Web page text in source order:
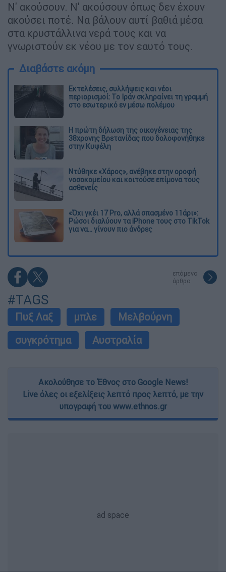
Ν' ακούσουν. Ν' ακούσουν όπως δεν έχουν
ακούσει ποτέ. Να βάλουν αυτί βαθιά μέσα
στα κρυστάλλινα νερά τους και να
γνωριστούν εκ νέου με τον εαυτό τους.
Διαβάστε ακόμη
Εκτελέσεις, συλλήψεις και νέοι
περιορισμοί: Το Ιράν σκληραίνει τη γραμμή
στο εσωτερικό εν μέσω πολέμου
Η πρώτη δήλωση της οικογένειας της
38χρονης Βρετανίδας που δολοφονήθηκε
στην Κυψέλη
Ντύθηκε «Χάρος», ανέβηκε στην οροφή
νοσοκομείου και κοιτούσε επίμονα τους
ασθενείς
«Όχι γκέι 17 Pro, αλλά σπασμένο 11άρι»:
Ρώσοι διαλύουν τα iPhone τους στο TikTok
για να... γίνουν πιο άνδρες
επόμενο
άρθρο
#TAGS
Πυξ Λαξ μπλε
Μελβούρνη
συγκρότημα
Αυστραλία
Ακολούθησε το Έθνος στο Google News!
Live όλες οι εξελίξεις λεπτό προς λεπτό, με την
υπογραφή του www.ethnos.gr